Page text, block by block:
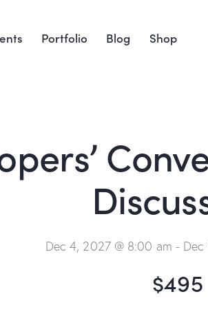
Portfolio Blog Shop
Dec 4, 2027 @ 8:00 am - Dec
$495